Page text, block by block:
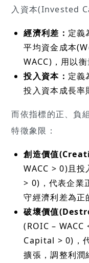
入資本(Invested
經濟利差： 定義
平均資金成本
WACC)，用以
投入資本： 定義
投入資本成長率
而依指標的正、負
特徵象限：
創造價值
WACC > 0)且
> 0)，代表企業
守經濟利差為正
破壞價值
(ROIC –
Capital > 0)，
擴張，調整利潤